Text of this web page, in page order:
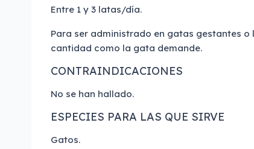
Entre 1 y 3 latas/día.
Para ser administrado en gatas gestantes
cantidad como la gata demande.
CONTRAINDICACIONES
No se han hallado.
ESPECIES PARA LAS QUE SIRVE
Gatos.